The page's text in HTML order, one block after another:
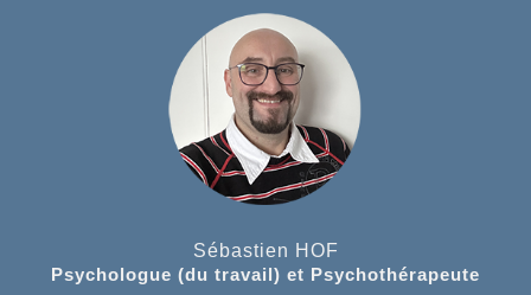
Sébastien HOF
Psychologue (du travail) et Psychothérapeute